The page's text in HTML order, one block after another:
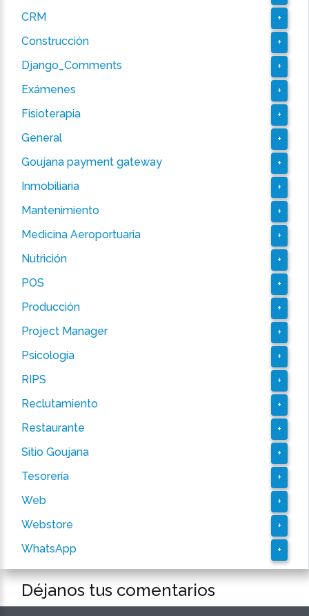
CRM +
Construcción +
Django_Comments +
Exámenes +
Fisioterapia +
General +
Goujana payment gateway +
Inmobiliaria +
Mantenimiento +
Medicina Aeroportuaria +
Nutrición +
POS +
Producción +
Project Manager +
Psicología +
RIPS +
Reclutamiento +
Restaurante +
Sitio Goujana +
Tesorería +
Web +
Webstore +
WhatsApp +
Déjanos tus comentarios